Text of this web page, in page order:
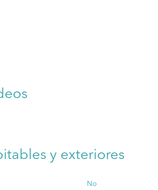
y exteriores
No